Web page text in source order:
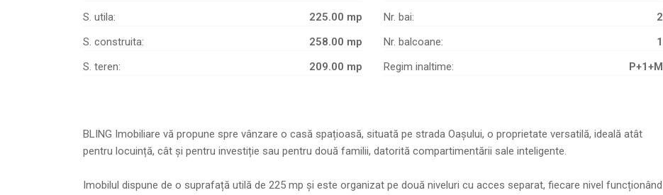
S. utila:
225.00 mp
S. construita:
258.00 mp
S. teren:
209.00 mp
Nr. bai:
2
Nr. balcoane:
1
Regim inaltime:
P+1+M
BLING Imobiliare vă propune spre vânzare o casă spațioasă, situată pe strada Oașului, o proprietate versatilă, ideală atât
pentru locuință, cât și pentru investiție sau pentru două familii, datorită compartimentării sale inteligente.
Imobilul dispune de o suprafață utilă de 225 mp și este organizat pe două niveluri cu acces separat, fiecare nivel funcționând